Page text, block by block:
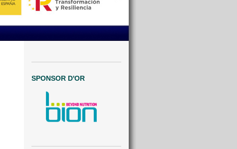
SPONSOR D'OR